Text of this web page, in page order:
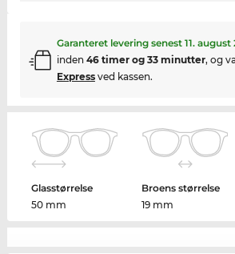
Garanteret levering senest 11. august
inden 46 timer og 33 minutter, og
Expressved kassen.
Glasstørrelse
50 mm
Broens størrelse
19 mm